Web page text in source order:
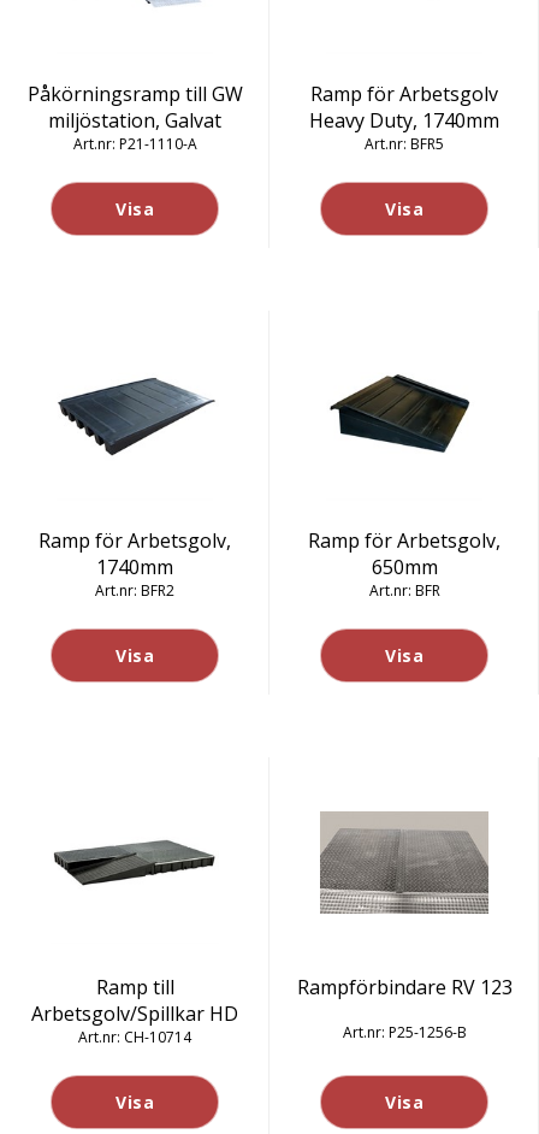
Påkörningsramp till GW
miljöstation, Galvat
P21-1110-A
Visa
Ramp för Arbetsgolv
Heavy Duty, 1740mm
BFR5
Visa
Ramp för Arbetsgolv,
1740mm
BFR2
Visa
Ramp för Arbetsgolv,
650mm
BFR
Visa
Ramp till
Arbetsgolv/Spillkar HD
CH-10714
Visa
Rampförbindare RV 123
P25-1256-B
Visa